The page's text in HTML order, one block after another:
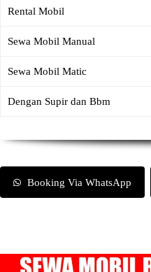
Rental Mobil
Sewa Mobil Manual
Sewa Mobil Matic
Dengan Supir dan Bbm
Booking Via WhatsApp